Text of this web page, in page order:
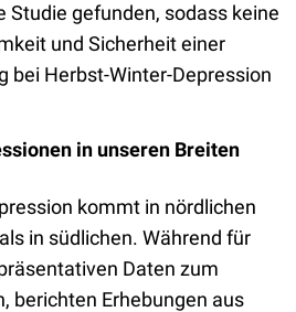
Studie gefunden, sodass keine
und Sicherheit einer
bei Herbst-Winter-Depression
in unseren Breiten
kommt in nördlichen
in südlichen. Während für
Daten zum
berichten Erhebungen aus